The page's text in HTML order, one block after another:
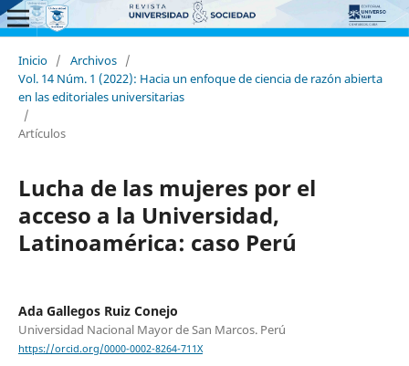
Inicio / Archivos /
Vol. 14 Núm. 1 (2022): Hacia un enfoque de ciencia de razón abierta
en las editoriales universitarias
/
Artículos
Lucha de las mujeres por el
acceso a la Universidad,
Latinoamérica: caso Perú
Ada Gallegos Ruiz Conejo
Universidad Nacional Mayor de San Marcos. Perú
https://orcid.org/0000-0002-8264-711X